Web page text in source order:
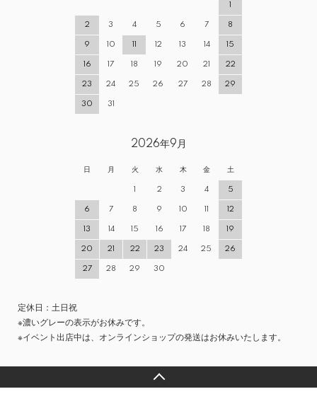
1
2 3 4 5 6 7 8
9 10 11 12 13 14 15
16 17 18 19 20 21 22
23 24 25 26 27 28 29
30 31
2026年9月
日 月 火 水 木 金 土
1 2 3 4 5
6 7 8 9 10 11 12
13 14 15 16 17 18 19
20 21 22 23 24 25 26
27 28 29 30
定休日：土日祝
※濃いグレーの表示がお休みです。
※イベント出店中は、オンラインショップの発送はお休みいたします。